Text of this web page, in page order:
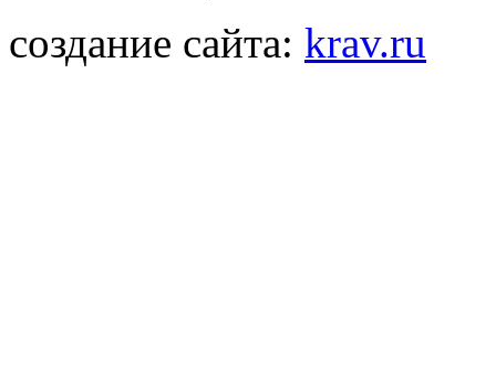
создание сайта: krav.ru